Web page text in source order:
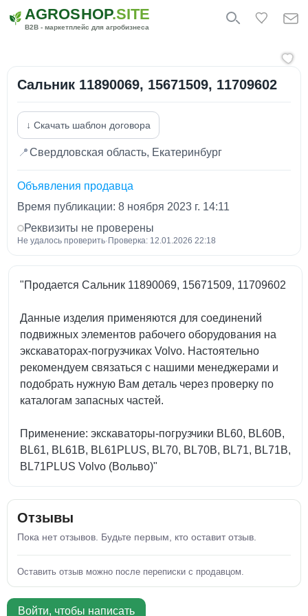
AGROSHOP.SITE
B2B - маркетплейс для агробизнеса
Сальник 11890069, 15671509, 11709602
↓ Скачать шаблон договора
📍Свердловская область, Екатеринбург
Объявления продавца
Время публикации: 8 ноября 2023 г. 14:11
Реквизиты не проверены
Не удалось проверить· Проверка: 12.01.2026 22:18
"Продается Сальник 11890069, 15671509, 11709602
Данные изделия применяются для соединений
подвижных элементов рабочего оборудования на
экскаваторах-погрузчиках Volvo. Настоятельно
рекомендуем связаться с нашими менеджерами и
подобрать нужную Вам деталь через проверку по
каталогам запасных частей.
Применение: экскаваторы-погрузчики BL60, BL60B,
BL61, BL61B, BL61PLUS, BL70, BL70B, BL71, BL71B,
BL71PLUS Volvo (Вольво)"
Отзывы
Пока нет отзывов. Будьте первым, кто оставит отзыв.
Оставить отзыв можно после переписки с продавцом.
Войти, чтобы написать